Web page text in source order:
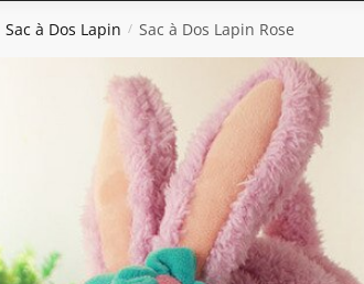
Sac à Dos Lapin / Sac à Dos Lapin Rose